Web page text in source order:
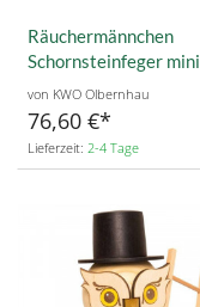
Räuchermännchen
Schornsteinfeger mini
von KWO Olbernhau
76,60 €
Lieferzeit: 2-4 Tage